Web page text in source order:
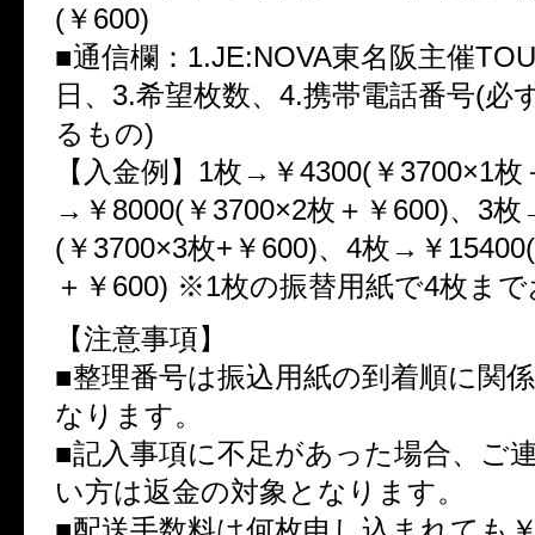
(￥600)
■通信欄：1.JE:NOVA東名阪主催
日、3.希望枚数、4.携帯電話番号(必
るもの)
【入金例】1枚→￥4300(￥3700×1枚
→￥8000(￥3700×2枚＋￥600)、3
(￥3700×3枚+￥600)、4枚→￥
＋￥600) ※1枚の振替用紙で4枚ま
【注意事項】
■整理番号は振込用紙の到着順に関
なります。
■記入事項に不足があった場合、ご
い方は返金の対象となります。